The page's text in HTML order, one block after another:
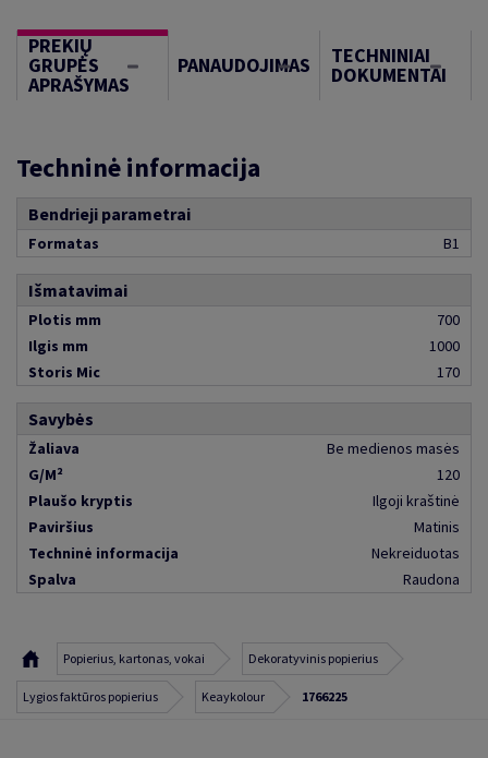
PREKIŲ
GRUPĖS
APRAŠYMAS
PANAUDOJIMAS TECHNINIAI
DOKUMENTAI
Techninė informacija
Bendrieji parametrai
Formatas B1
Išmatavimai
Plotis mm
700
Ilgis mm
1000
Storis Mic
170
Savybės
Žaliava
Be medienos masės
G/M²
120
Plaušo kryptis
Ilgoji kraštinė
Paviršius
Matinis
Techninė informacija
Nekreiduotas
Spalva
Raudona
Popierius, kartonas, vokai Dekoratyvinis popierius
Lygios faktūros popierius Keaykolour 1766225